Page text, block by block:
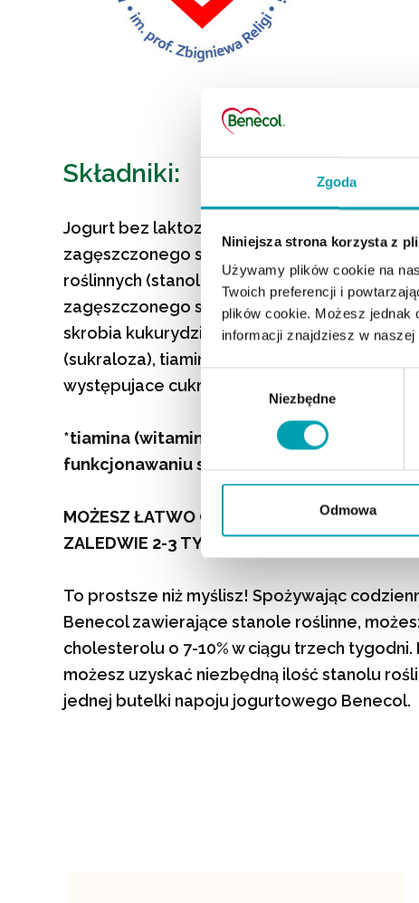
Zgoda
Niniejsza strona korzysta z
Używamy plików cookie na
Twoich preferencji i
plików cookie. Możesz jednak
informacji znajdziesz w naszej
Niezbędne
Odmowa
Składniki:
Jogurt bez laktozy (z mleka) 86 %, sok
zagęszczonego soku borówkowego 6%,
roślinnych (stanole roślinne 2%), sok
zagęszczonego soku cytrynowego,
skrobia kukurydziana, naturalny aromat,
(sukraloza), tiamina (wiatmina B1)*. Zawiera
występujace cukry.
*tiamina (witamina B₁) pomaga w
funkcjonawaniu serca
MOŻESZ ŁATWO OBNIŻYĆ POZIOM
ZALEDWIE 2-3 TYGODNIE
To prostsze niż myślisz! Spożywając
Benecol zawierające stanole roślinne,
cholesterolu o 7-10% w ciągu trzech tygodni.
możesz uzyskać niezbędną ilość stanolu
jednej butelki napoju jogurtowego Benecol.